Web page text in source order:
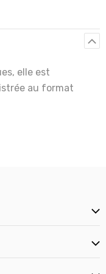
elle est
au format